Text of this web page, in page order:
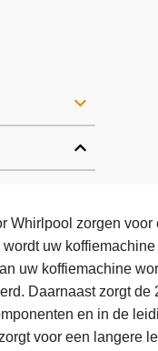
Whirlpool zorgen
uw
uw koffiemachine
Daarnaast zorgt
en in de
voor een langere